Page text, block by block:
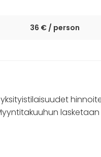
36 € / person
lasketaan
ja keston lisäksi